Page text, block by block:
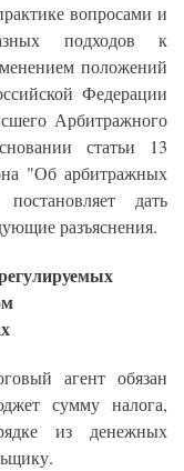
вопросами и
подходов к
положений
Федерации
Арбитражного
статьи 13
"Об арбитражных
дать
разъяснения.
агент обязан
сумму налога,
из денежных